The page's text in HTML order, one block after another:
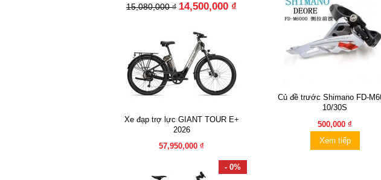
15,080,000 ₫ 14,500,000 ₫
Xe đạp trợ lực GIANT TOUR E+
2026
57,950,000 ₫
- 0%
Củ đề trước Shimano FD-
10/30S
500,000 ₫
Xem tiếp